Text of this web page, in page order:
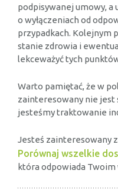
podpisywanej umowy, a
o wyłączeniach od
przypadkach. Kolejnym
stanie zdrowia i
lekceważyć tych
Warto pamiętać, że w
zainteresowany nie jest
jesteśmy traktowanie
Jesteś zainteresowany
Porównaj wszelkie
która odpowiada Twoim